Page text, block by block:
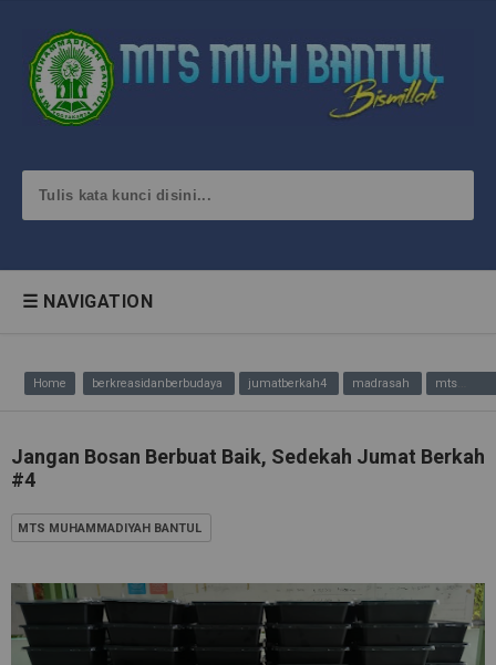
☰ NAVIGATION
Home berkreasidanberbudaya jumatberkah4 madrasah mtsmuhbantul
Jangan Bosan Berbuat Baik, Sedekah Jumat Berkah
#4
MTS MUHAMMADIYAH BANTUL